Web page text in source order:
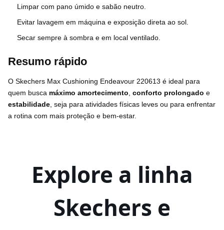
Limpar com pano úmido e sabão neutro.
Evitar lavagem em máquina e exposição direta ao sol.
Secar sempre à sombra e em local ventilado.
Resumo rápido
O Skechers Max Cushioning Endeavour 220613 é ideal para
quem busca máximo amortecimento conforto prolongado e
estabilidade , seja para atividades físicas leves ou para enfrentar
a rotina com mais proteção e bem-estar.
Explore a linha
Skechers e